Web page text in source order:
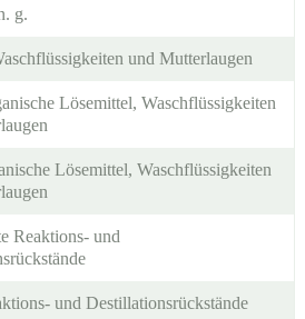
g.
und Mutterlaugen
Lösemittel, Waschflüssigkeiten
Lösemittel, Waschflüssigkeiten
Reaktions- und
und Destillationsrückstände